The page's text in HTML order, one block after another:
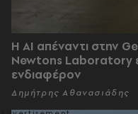
Η AI απέναντι στην
Newtons Laboratory
ενδιαφέρον
Δημήτρης Αθανασιάδης